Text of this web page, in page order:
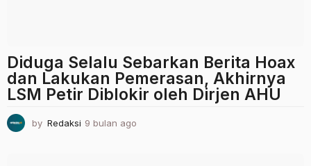
Diduga Selalu Sebarkan Berita Hoax
dan Lakukan Pemerasan, Akhirnya
LSM Petir Diblokir oleh Dirjen AHU
by Redaksi 9 bulan ago